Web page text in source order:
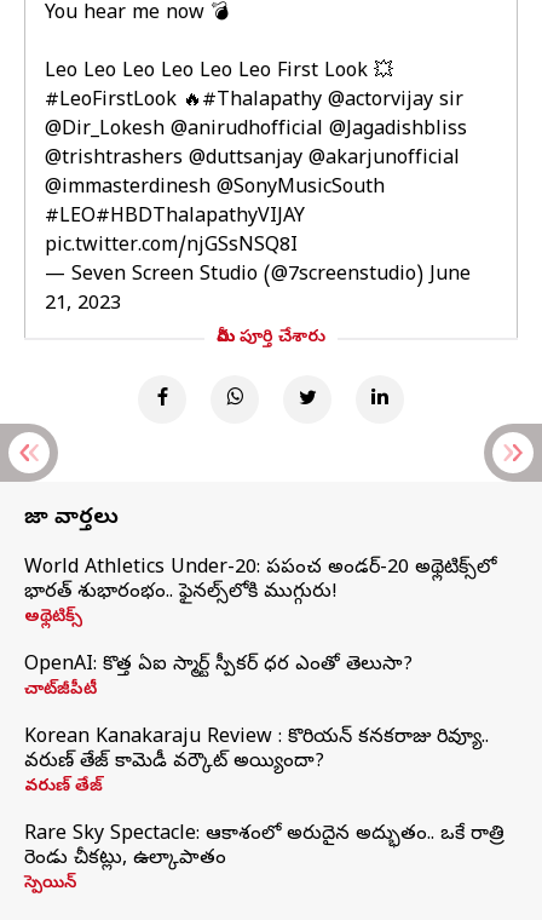
You hear me now 💣
Leo Leo Leo Leo Leo Leo First Look 💥
#LeoFirstLook 🔥#Thalapathy @actorvijay sir
@Dir_Lokesh @anirudhofficial @Jagadishbliss
@trishtrashers @duttsanjay @akarjunofficial
@immasterdinesh @SonyMusicSouth
#LEO#HBDThalapathyVIJAY
pic.twitter.com/njGSsNSQ8I
— Seven Screen Studio (@7screenstudio)June
21, 2023
మీరు పూర్తి చేశారు
తాజా వార్తలు
World Athletics Under-20: ప్రపంచ అండర్-20 అథ్లెటిక్స్‌లో
భారత్‌ శుభారంభం.. ఫైనల్స్‌లోకి ముగ్గురు!
అథ్లెటిక్స్
OpenAI: కొత్త ఏఐ స్మార్ట్ స్పీకర్ ధర ఎంతో తెలుసా?
చాట్‌జీపీటీ
Korean Kanakaraju Review : కొరియన్ కనకరాజు రివ్యూ..
వరుణ్ తేజ్ కామెడీ వర్కౌట్ అయ్యిందా?
వరుణ్ తేజ్
Rare Sky Spectacle: ఆకాశంలో అరుదైన అద్భుతం.. ఒకే రాత్రి
రెండు చీకట్లు, ఉల్కాపాతం
స్పెయిన్